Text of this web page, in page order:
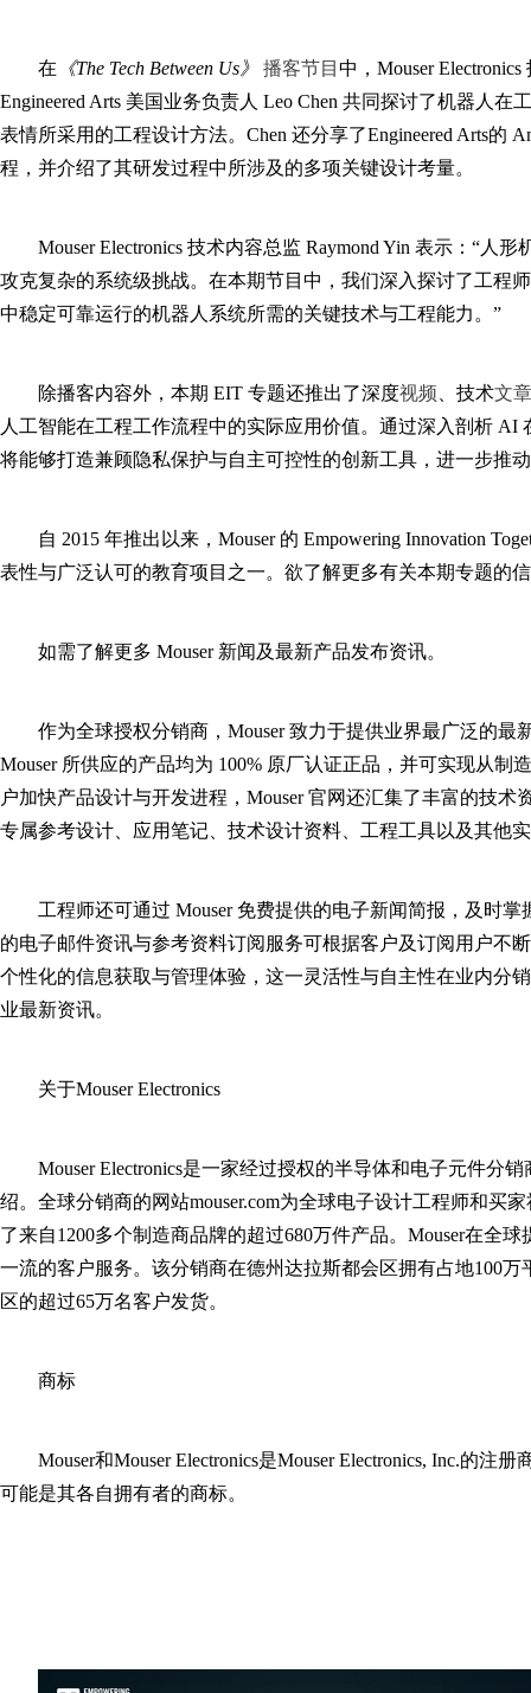
在 《The Tech Between Us》 播客节目 中，Mouser
Engineered Arts 美国业务负责人 Leo Chen 共同探讨了机器人
表情所采用的工程设计方法。Chen 还分享了Engineered Arts的
程，并介绍了其研发过程中所涉及的多项关键设计考量。
Mouser Electronics 技术内容总监 Raymond Yin 表示：“人
攻克复杂的系统级挑战。在本期节目中，我们深入探讨了工程
中稳定可靠运行的机器人系统所需的关键技术与工程能力。”
除播客内容外，本期 EIT 专题还推出了深度视频 、技术文章
人工智能在工程工作流程中的实际应用价值。通过深入剖析
将能够打造兼顾隐私保护与自主可控性的创新工具，进一步推
自 2015 年推出以来，Mouser 的 Empowering Innovation
表性与广泛认可的教育项目之一。欲了解更多有关本期专题的
如需了解更多 Mouser 新闻及最新产品发布资讯。
作为全球授权分销商，Mouser 致力于提供业界最广泛的
Mouser 所供应的产品均为 100% 原厂认证正品，并可实现从
户加快产品设计与开发进程，Mouser 官网还汇集了丰富的技术
专属参考设计、应用笔记、技术设计资料、工程工具以及其他
工程师还可通过 Mouser 免费提供的电子新闻简报，及时
的电子邮件资讯与参考资料订阅服务可根据客户及订阅用户不
个性化的信息获取与管理体验，这一灵活性与自主性在业内分
业最新资讯。
关于Mouser Electronics
Mouser Electronics是一家经过授权的半导体和电子元件分
绍。全球分销商的网站mouser.com为全球电子设计工程师和买
了来自1200多个制造商品牌的超过680万件产品。Mouser在全
一流的客户服务。该分销商在德州达拉斯都会区拥有占地100
区的超过65万名客户发货。
商标
Mouser和Mouser Electronics是Mouser Electronics, Inc.的注
可能是其各自拥有者的商标。